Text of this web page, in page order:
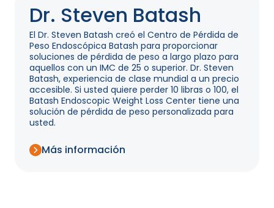
Dr. Steven Batash
El Dr. Steven Batash creó el Centro de Pérdida de
Peso Endoscópica Batash para proporcionar
soluciones de pérdida de peso a largo plazo para
aquellos con un IMC de 25 o superior. Dr. Steven
Batash, experiencia de clase mundial a un precio
accesible. Si usted quiere perder 10 libras o 100, el
Batash Endoscopic Weight Loss Center tiene una
solución de pérdida de peso personalizada para
usted.
Más información